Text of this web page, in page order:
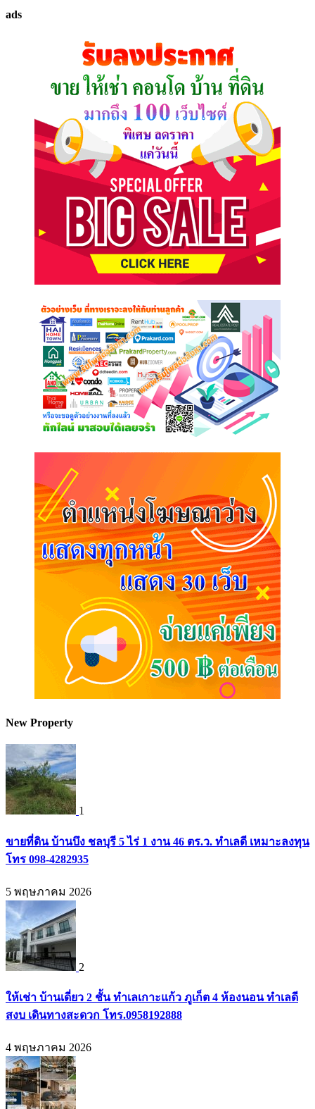
ที่
ads
New Property
1
ขายที่ดิน บ้านบึง ชลบุรี 5 ไร่ 1 งาน 46 ตร.ว. ทำเลดี เหมาะลงทุน
โทร 098-4282935
5 พฤษภาคม 2026
2
ให้เช่า บ้านเดี่ยว 2 ชั้น ทำเลเกาะแก้ว ภูเก็ต 4 ห้องนอน ทำเลดี
สงบ เดินทางสะดวก โทร.0958192888
4 พฤษภาคม 2026